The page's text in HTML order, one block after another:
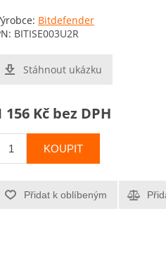
Bitdefender
BITISE003U2R
Stáhnout ukázku
156 Kč bez DPH
KOUPIT
Přidat k oblíbeným